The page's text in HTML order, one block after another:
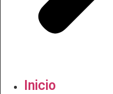
Inicio